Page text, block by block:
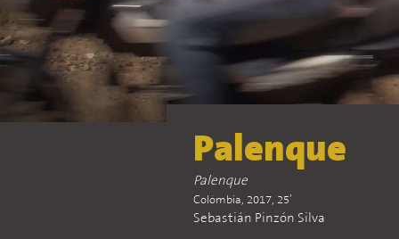
Palenque
Palenque
Colômbia, 2017, 25’
Sebastián Pinzón Silva